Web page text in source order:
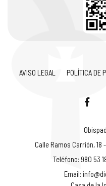
AVISO LEGAL POLÍTICA DE
Calle Ramos Carrión, 18
Teléfono: 980 53
Email: